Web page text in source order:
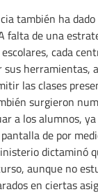
también ha
falta de una
cada
sus herramientas,
las clases
surgieron
a los alumnos,
de por
dictaminó
aunque no
en ciertas